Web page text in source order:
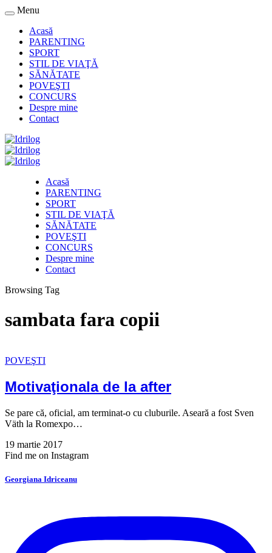
Menu
Acasă
PARENTING
SPORT
STIL DE VIAŢĂ
SĂNĂTATE
POVEŞTI
CONCURS
Despre mine
Contact
Acasă
PARENTING
SPORT
STIL DE VIAŢĂ
SĂNĂTATE
POVEŞTI
CONCURS
Despre mine
Contact
Browsing Tag
sambata fara copii
POVEŞTI
Motivaţionala de la after
Se pare că, oficial, am terminat-o cu cluburile. Aseară a fost Sven
Väth la Romexpo…
19 martie 2017
Find me on Instagram
Georgiana Idriceanu